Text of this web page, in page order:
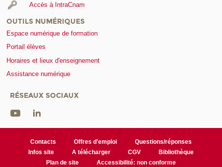
Accès à IntraCnam
OUTILS NUMÉRIQUES
Espace numérique de formation
Portail élèves
Horaires et lieux d'enseignement
Assistance numérique
RÉSEAUX SOCIAUX
Contacts Offres d'emploi
Questions/réponses
Infos site
A télécharger CGV
Bibliothèque
Plan de site
Accessibilité: non conforme